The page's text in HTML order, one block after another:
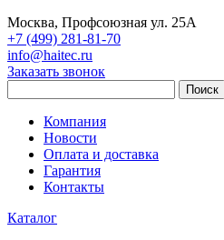
Москва, Профсоюзная ул. 25А
+7 (499) 281-81-70
info@haitec.ru
Заказать звонок
Поиск
Компания
Новости
Оплата и доставка
Гарантия
Контакты
Каталог